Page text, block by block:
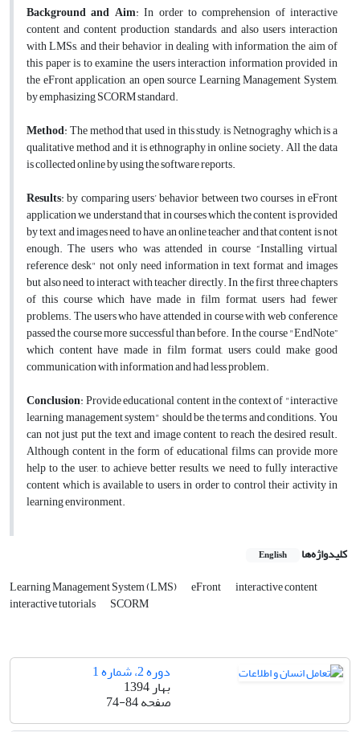
Background and Aim: In order to comprehension of interactive
content and content production standards, and also users interaction
with LMSs, and their behavior in dealing with information, the aim of
this paper is to examine the users interaction information provided in
the eFront application, an open source Learning Management System,
by emphasizing SCORM standard.
Method: The method that used in this study, is Netnograghy which is a
qualitative method and it is ethnography in online society. All the data
is collected online by using the software reports.
Results: by comparing users’ behavior between two courses in eFront
application we understand that in courses which the content is provided
by text and images need to have an online teacher and that content is not
enough. The users who was attended in course “Installing virtual
reference desk" not only need information in text format and images
but also need to interact with teacher directly. In the first three chapters
of this course which have made in film format, users had fewer
problems. The users who have attended in course with web conference
passed the course more successful than before. In the course "EndNote”
which content have made in film format, users could make good
communication with information and had less problem.
Conclusion: Provide educational content in the context of "interactive
learning management system" should be the terms and conditions. You
can not just put the text and image content to reach the desired result.
Although content in the form of educational films can provide more
help to the user, to achieve better results, we need to fully interactive
content which is available to users, in order to control their activity in
learning environment.
کلیدواژه‌ها English
Learning Management System (LMS) eFront interactive content
interactive tutorials SCORM
دوره 2، شماره 1
بهار 1394
صفحه74-84